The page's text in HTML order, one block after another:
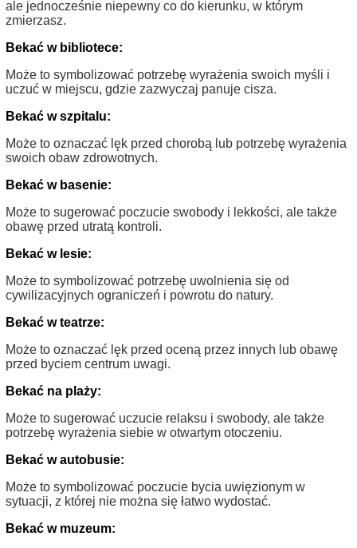
ale jednocześnie niepewny co do kierunku, w którym
zmierzasz.
Bekać w bibliotece:
Może to symbolizować potrzebę wyrażenia swoich myśli i
uczuć w miejscu, gdzie zazwyczaj panuje cisza.
Bekać w szpitalu:
Może to oznaczać lęk przed chorobą lub potrzebę wyrażenia
swoich obaw zdrowotnych.
Bekać w basenie:
Może to sugerować poczucie swobody i lekkości, ale także
obawę przed utratą kontroli.
Bekać w lesie:
Może to symbolizować potrzebę uwolnienia się od
cywilizacyjnych ograniczeń i powrotu do natury.
Bekać w teatrze:
Może to oznaczać lęk przed oceną przez innych lub obawę
przed byciem centrum uwagi.
Bekać na plaży:
Może to sugerować uczucie relaksu i swobody, ale także
potrzebę wyrażenia siebie w otwartym otoczeniu.
Bekać w autobusie:
Może to symbolizować poczucie bycia uwięzionym w
sytuacji, z której nie można się łatwo wydostać.
Bekać w muzeum: